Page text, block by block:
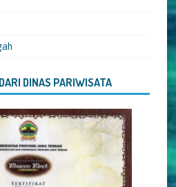
DINAS PARIWISATA